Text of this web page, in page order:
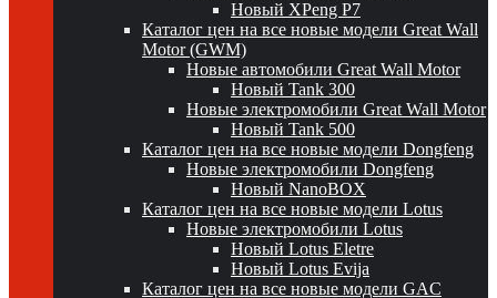
Новый XPeng P7
Каталог цен на все новые модели Great Wall
Motor (GWM)
Новые автомобили Great Wall Motor
Новый Tank 300
Новые электромобили Great Wall Motor
Новый Tank 500
Каталог цен на все новые модели Dongfeng
Новые электромобили Dongfeng
Новый NanoBOX
Каталог цен на все новые модели Lotus
Новые электромобили Lotus
Новый Lotus Eletre
Новый Lotus Evija
Каталог цен на все новые модели GAC